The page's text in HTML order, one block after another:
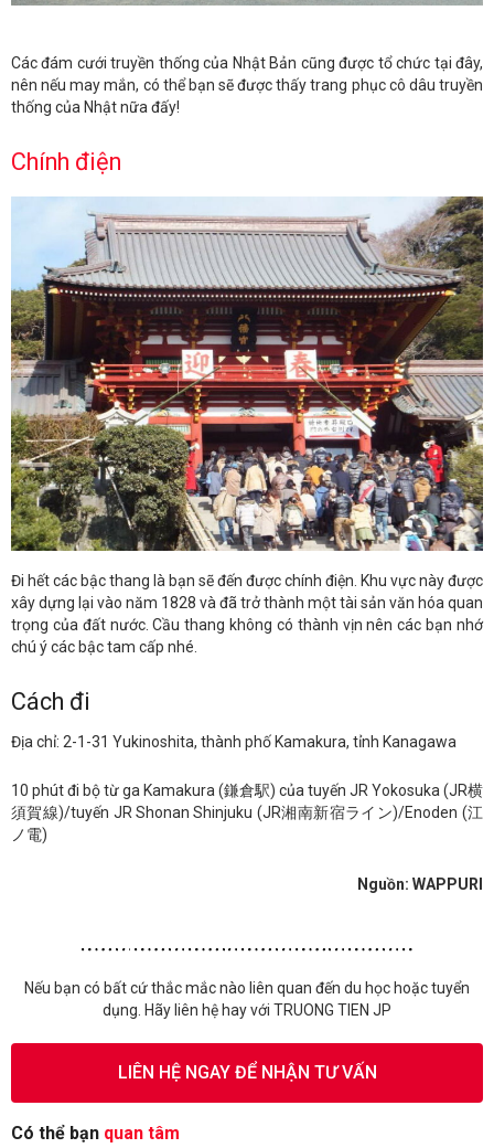
Các đám cưới truyền thống của Nhật Bản cũng được tổ chức tại đây,
nên nếu may mắn, có thể bạn sẽ được thấy trang phục cô dâu truyền
thống của Nhật nữa đấy!
Chính điện
Đi hết các bậc thang là bạn sẽ đến được chính điện. Khu vực này được
xây dựng lại vào năm 1828 và đã trở thành một tài sản văn hóa quan
trọng của đất nước. Cầu thang không có thành vịn nên các bạn nhớ
chú ý các bậc tam cấp nhé.
Cách đi
Địa chỉ: 2-1-31 Yukinoshita, thành phố Kamakura, tỉnh Kanagawa
10 phút đi bộ từ ga Kamakura (鎌倉駅) của tuyến JR Yokosuka (JR横
須賀線)/tuyến JR Shonan Shinjuku (JR湘南新宿ライン)/Enoden (江
ノ電)
Nguồn: WAPPURI
Nếu bạn có bất cứ thắc mắc nào liên quan đến du học hoặc tuyển
dụng. Hãy liên hệ hay với TRUONG TIEN JP
LIÊN HỆ NGAY ĐỂ NHẬN TƯ VẤN
Có thể bạn quan tâm